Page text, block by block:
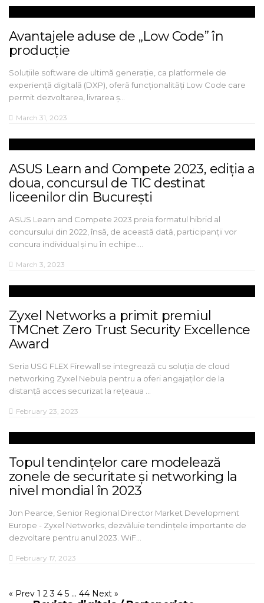
Avantajele aduse de „Low Code” în
producție
Soluțiile software de ultimă generație, ca platformele de
experiență digitală (DXP), oferă funcționalități Low Code care
permit dezvoltarea, livrarea ș…
March 31, 2023
ASUS Learn and Compete 2023, ediția a
doua, concursul de TIC destinat
liceenilor din București
ASUS Learn and Compete 2023 preia formatul hibrid al
concursului din 2022, însă, de această dată, participanții vor
concura individual și nu în echipe.…
March 3, 2023
Zyxel Networks a primit premiul
TMCnet Zero Trust Security Excellence
Award
Seria USG FLEX Firewall se integrează cu soluția de cloud
networking Zyxel Nebula pentru a oferi angajaților de la
distanță acces securizat la rețeaua …
February 23, 2023
Topul tendințelor care modelează
zonele de securitate și networking la
nivel mondial în 2023
Jon Pearce, Senior Regional Director Market Development
Europe - Zyxel Networks, dezvăluie tendințele importante de
dezvoltare pentru anul 2023. WiF…
February 17, 2023
« Prev 1 2 3 4 5 … 44 Next »